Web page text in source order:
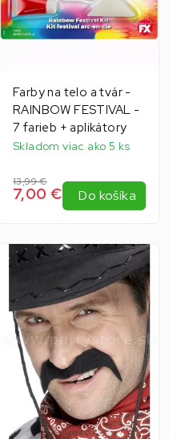
Farby na telo a tvár -
RAINBOW FESTIVAL -
7 farieb + aplikátory
Skladom viac ako 5 ks
13,99 €
7,00 € Do košíka